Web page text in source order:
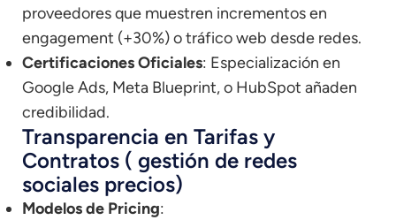
proveedores que muestren incrementos en
engagement (+30%) o tráfico web desde redes.
Certificaciones Oficiales: Especialización en
Google Ads, Meta Blueprint, o HubSpot añaden
credibilidad.
Transparencia en Tarifas y
Contratos ( gestión de redes
sociales precios)
Modelos de Pricing: